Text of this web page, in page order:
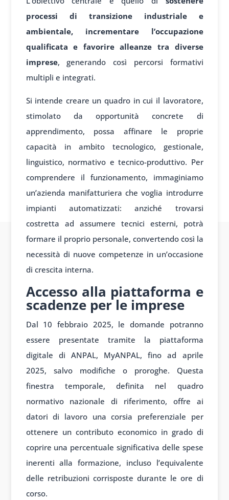
processi di transizione industriale e
ambientale, incrementare l’occupazione
qualificata e favorire alleanze tra diverse
imprese, generando così percorsi formativi
multipli e integrati.
Si intende creare un quadro in cui il lavoratore,
stimolato da opportunità concrete di
apprendimento, possa affinare le proprie
capacità in ambito tecnologico, gestionale,
linguistico, normativo e tecnico-produttivo. Per
comprendere il funzionamento, immaginiamo
un’azienda manifatturiera che voglia introdurre
impianti automatizzati: anziché trovarsi
costretta ad assumere tecnici esterni, potrà
formare il proprio personale, convertendo così la
necessità di nuove competenze in un’occasione
di crescita interna.
Accesso alla piattaforma e
scadenze per le imprese
Dal 10 febbraio 2025, le domande potranno
essere presentate tramite la piattaforma
digitale di ANPAL, MyANPAL, fino ad aprile
2025, salvo modifiche o proroghe. Questa
finestra temporale, definita nel quadro
normativo nazionale di riferimento, offre ai
datori di lavoro una corsia preferenziale per
ottenere un contributo economico in grado di
coprire una percentuale significativa delle spese
inerenti alla formazione, incluso l’equivalente
delle retribuzioni corrisposte durante le ore di
corso.